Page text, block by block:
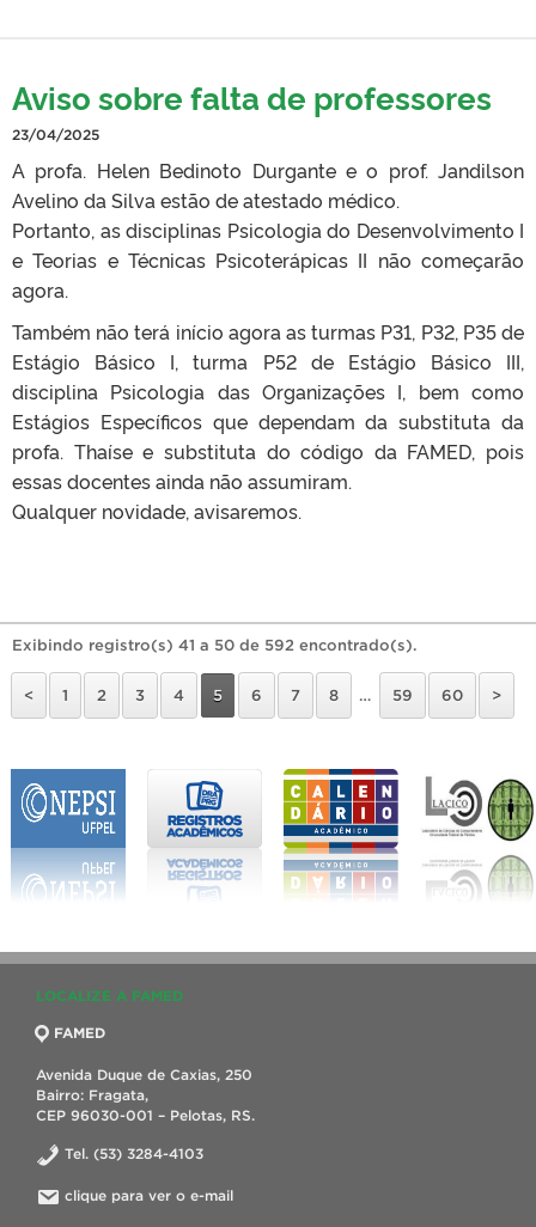
Aviso sobre falta de professores
23/04/2025
A profa. Helen Bedinoto Durgante e o prof. Jandilson
Avelino da Silva estão de atestado médico.
Portanto, as disciplinas Psicologia do Desenvolvimento I
e Teorias e Técnicas Psicoterápicas II não começarão
agora.
Também não terá início agora as turmas P31, P32, P35 de
Estágio Básico I, turma P52 de Estágio Básico III,
disciplina Psicologia das Organizações I, bem como
Estágios Específicos que dependam da substituta da
profa. Thaíse e substituta do código da FAMED, pois
essas docentes ainda não assumiram.
Qualquer novidade, avisaremos.
Exibindo registro(s) 41 a 50 de 592 encontrado(s).
< 1 2 3 4 5 6 7 8 … 59 60 >
LOCALIZE A FAMED
FAMED
Avenida Duque de Caxias, 250
Bairro: Fragata,
CEP 96030-001 – Pelotas, RS.
Tel. (53) 3284-4103
clique para ver o e-mail